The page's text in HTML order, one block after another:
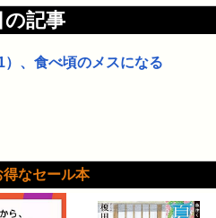
の記事
）、食べ頃のメスになる
なセール本